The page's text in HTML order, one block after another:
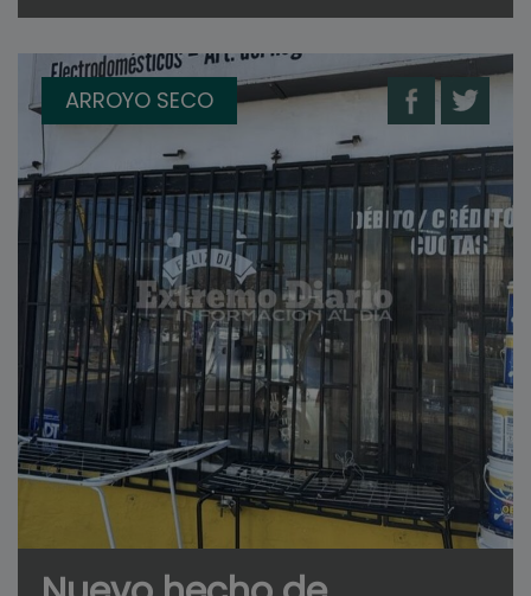
ARROYO SECO